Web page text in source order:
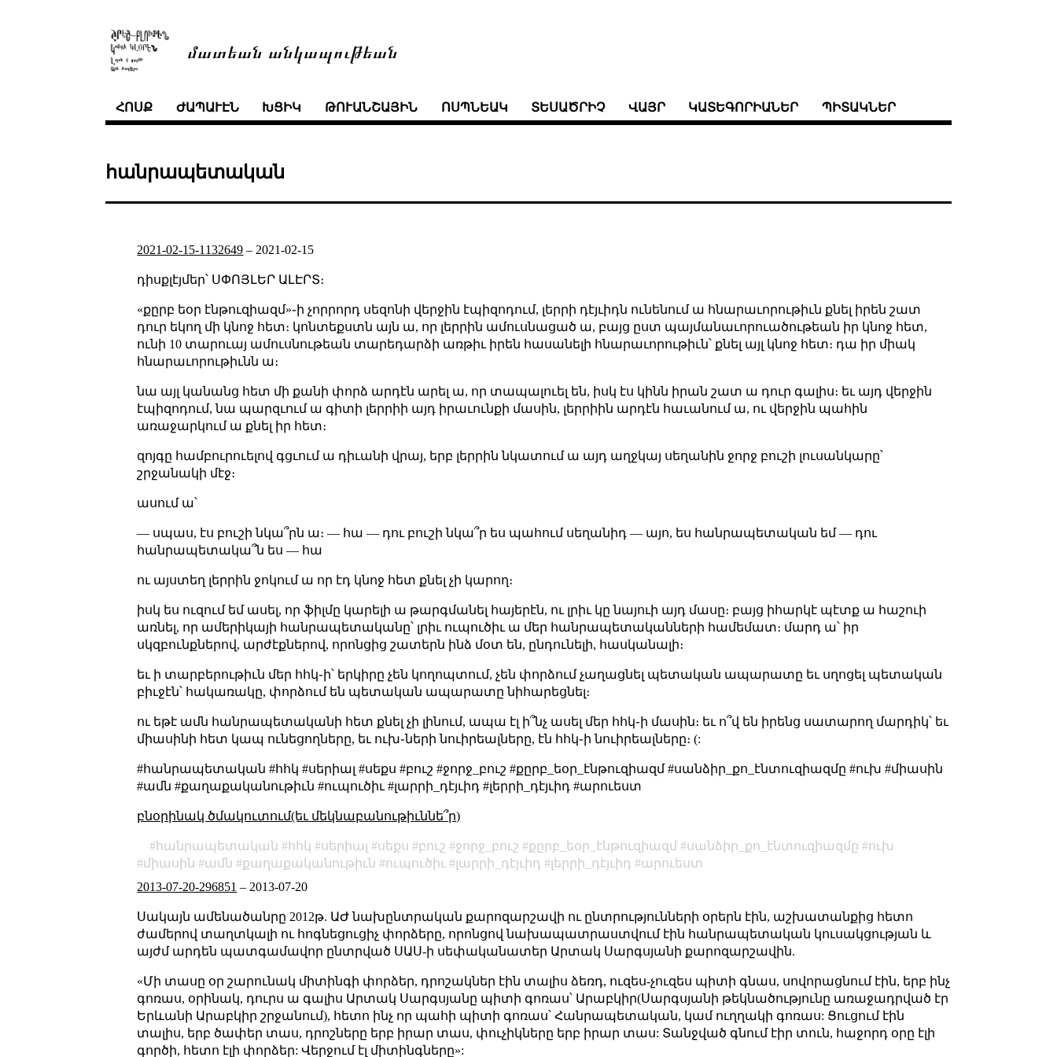
մատեան անկապութեան
ՀՈՍՔ ԺԱՊԱՒԷՆ ԽՑԻԿ ԹՈՒԱՆՇԱՅԻՆ ՈՍՊՆԵԱԿ ՏԵՍԱԾՐԻՉ ՎԱՅՐ ԿԱՏԵԳՈՐԻԱՆԵՐ ՊԻՏԱԿՆԵՐ
հանրապետական
2021-02-15-1132649 – 2021-02-15
դիսքլէյմեր՝ ՍՓՈՅԼԵՐ ԱԼԷՐՏ։
«քըրբ եօր էնթուզիազմ»֊ի չորրորդ սեզոնի վերջին էպիզոդում, լերրի դէյւիդն ունենում ա հնարաւորութիւն քնել իրեն շատ
դուր եկող մի կնոջ հետ։ կոնտեքստն այն ա, որ լերրին ամուսնացած ա, բայց ըստ պայմանաւորուածութեան իր կնոջ հետ,
ունի 10 տարուայ ամուսնութեան տարեդարձի առթիւ իրեն հասանելի հնարաւորութիւն՝ քնել այլ կնոջ հետ։ դա իր միակ
հնարաւորութիւնն ա։
նա այլ կանանց հետ մի քանի փորձ արդէն արել ա, որ տապալուել են, իսկ էս կինն իրան շատ ա դուր գալիս։ եւ այդ վերջին
էպիզոդում, նա պարզւում ա գիտի լերրիի այդ իրաւունքի մասին, լերրիին արդէն հաւանում ա, ու վերջին պահին
առաջարկում ա քնել իր հետ։
զոյգը համբուրուելով գցւում ա դիւանի վրայ, երբ լերրին նկատում ա այդ աղջկայ սեղանին ջորջ բուշի լուսանկարը՝
շրջանակի մէջ։
ասում ա՝
— սպաս, էս բուշի նկա՞րն ա։ — հա — դու բուշի նկա՞ր ես պահում սեղանիդ — այո, ես հանրապետական եմ — դու
հանրապետակա՞ն ես — հա
ու այստեղ լերրին ջոկում ա որ էդ կնոջ հետ քնել չի կարող։
իսկ ես ուզում եմ ասել, որ ֆիլմը կարելի ա թարգմանել հայերէն, ու լրիւ կը նայուի այդ մասը։ բայց իհարկէ պէտք ա հաշուի
առնել, որ ամերիկայի հանրապետականը՝ լրիւ ուպուծիւ ա մեր հանրապետականների համեմատ։ մարդ ա՝ իր
սկզբունքներով, արժէքներով, որոնցից շատերն ինձ մօտ են, ընդունելի, հասկանալի։
եւ ի տարբերութիւն մեր հհկ֊ի՝ երկիրը չեն կողոպտում, չեն փորձում չաղացնել պետական ապարատը եւ սղոցել պետական
բիւջէն՝ հակառակը, փորձում են պետական ապարատը նիհարեցնել։
ու եթէ ամն հանրապետականի հետ քնել չի լինում, ապա էլ ի՞նչ ասել մեր հհկ֊ի մասին։ եւ ո՞վ են իրենց սատարող մարդիկ՝ եւ
միասինի հետ կապ ունեցողները, եւ ուխ֊ների նուիրեալները, էն հհկ֊ի նուիրեալները։ (:
#հանրապետական #հհկ #սերիալ #սեքս #բուշ #ջորջ_բուշ #քըրբ_եօր_էնթուզիազմ #սանձիր_քո_էնտուզիազմը #ուխ #միասին
#ամն #քաղաքականութիւն #ուպուծիւ #լարրի_դէյւիդ #լերրի_դէյւիդ #արուեստ
բնօրինակ ծմակուտում(եւ մեկնաբանութիւննե՞ր)
հանրապետական հհկ սերիալ սեքս բուշ ջորջ_բուշ քըրբ_եօր_էնթուզիազմ սանձիր_քո_էնտուզիազմը
ուխ
միասին
ամն քաղաքականութիւն ուպուծիւ լարրի_դէյւիդ լերրի_դէյւիդ
արուեստ
2013-07-20-296851 – 2013-07-20
Սակայն ամենածանրը 2012թ. ԱԺ նախընտրական քարոզարշավի ու ընտրությունների օրերն էին, աշխատանքից հետո
ժամերով տաղտկալի ու հոգնեցուցիչ փորձերը, որոնցով նախապատրաստվում էին հանրապետական կուսակցության և
այժմ արդեն պատգամավոր ընտրված ՍԱՍ-ի սեփականատեր Արտակ Սարգսյանի քարոզարշավին.
«Մի տասը օր շարունակ միտինգի փորձեր, դրոշակներ էին տալիս ձեռդ, ուզես-չուզես պիտի գնաս, սովորացնում էին, երբ ինչ
գոռաս, օրինակ, դուրս ա գալիս Արտակ Սարգսյանը պիտի գոռաս՝ Արաբկիր(Սարգսյանի թեկնածությունը առաջադրված էր
Երևանի Արաբկիր շրջանում), հետո ինչ որ պահի պիտի գոռաս՝ Հանրապետական, կամ ուղղակի գոռաս: Ցուցում էին
տալիս, երբ ծափեր տաս, դրոշները երբ իրար տաս, փուչիկները երբ իրար տաս: Տանջված գնում էիր տուն, հաջորդ օրը էլի
գործի, հետո էլի փորձեր: Վերջում էլ միտինգները»: